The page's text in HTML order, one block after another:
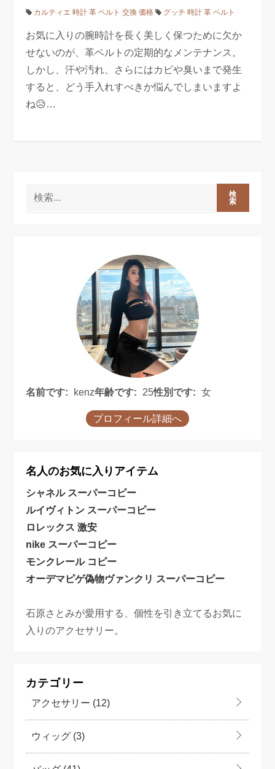
カルティエ 時計 革 ベルト 交換 価格 グッチ 時計 革 ベルト
お気に入りの腕時計を長く美しく保つために欠か
せないのが、革ベルトの定期的なメンテナンス。
しかし、汗や汚れ、さらにはカビや臭いまで発生
すると、どう手入れすべきか悩んでしまいますよ
ね😥…
検
索
名前です: kenz年齢です: 25性別です: 女
プロフィール詳細へ
名人のお気に入りアイテム
シャネル スーパーコピー
ルイヴィトン スーパーコピー
ロレックス 激安
nike スーパーコピー
モンクレール コピー
オーデマピゲ偽物ヴァンクリ スーパーコピー
石原さとみが愛用する、個性を引き立てるお気に
入りのアクセサリー。
カテゴリー
アクセサリー (12)
ウィッグ (3)